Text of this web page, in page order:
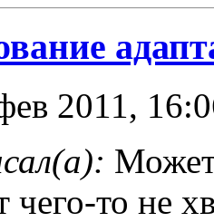
2011,
Может
то не